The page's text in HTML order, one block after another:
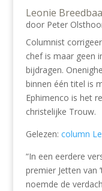
Leonie
door Peter
Columnist
chef is maar geen
bijdragen.
binnen één titel is
Ephimenco is het
christelijke Trouw.
Gelezen: column
“In een eerdere
premier Jetten van
noemde de